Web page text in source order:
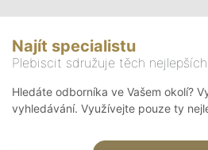
Najít specialistu
Plebiscit sdružuje těch
Hledáte odborníka ve Vašem okolí?
vyhledávání. Využívejte pouze ty